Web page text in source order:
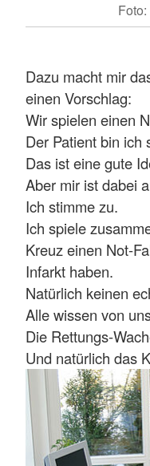
Dazu macht mir
einen Vorschlag:
Wir spielen einen
Der Patient bin ich
Das ist eine gute
Aber mir ist dabei
Ich stimme zu.
Ich spiele
Kreuz einen Not-
Infarkt haben.
Natürlich keinen
Alle wissen von
Die Rettungs-
Und natürlich das